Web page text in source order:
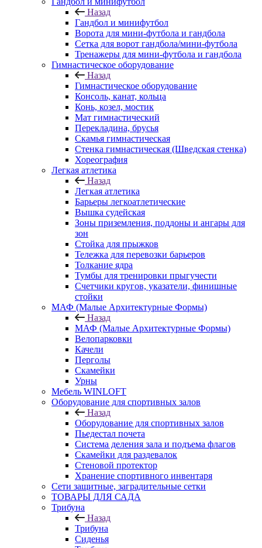
Назад
Гандбол и минифутбол
Ворота для мини-футбола и гандбола
Сетка для ворот гандбола/мини-футбола
Тренажеры для мини-футбола и гандбола
Гимнастическое оборудование
Назад
Гимнастическое оборудование
Консоль, канат, кольца
Конь, козел, мостик
Мат гимнастический
Перекладина, брусья
Скамья гимнастическая
Стенка гимнастическая (Шведская стенка)
Хореография
Легкая атлетика
Назад
Легкая атлетика
Барьеры легкоатлетические
Вышка судейская
Зоны приземления, поддоны и ангары для
зон
Стойка для прыжков
Тележка для перевозки барьеров
Толкание ядра
Тумбы для тренировки прыгучести
Счетчики кругов, указатели, финишные
стойки
МАФ (Малые Архитектурные Формы)
Назад
МАФ (Малые Архитектурные Формы)
Велопарковки
Качели
Перголы
Скамейки
Урны
Мебель WINLOFT
Оборудование для спортивных залов
Назад
Оборудование для спортивных залов
Пьедестал почета
Система деления зала и подъема флагов
Скамейки для раздевалок
Стеновой протектор
Хранение спортивного инвентаря
Сети защитные, заградительные сетки
ТОВАРЫ ДЛЯ САДА
Трибуна
Назад
Трибуна
Сиденья